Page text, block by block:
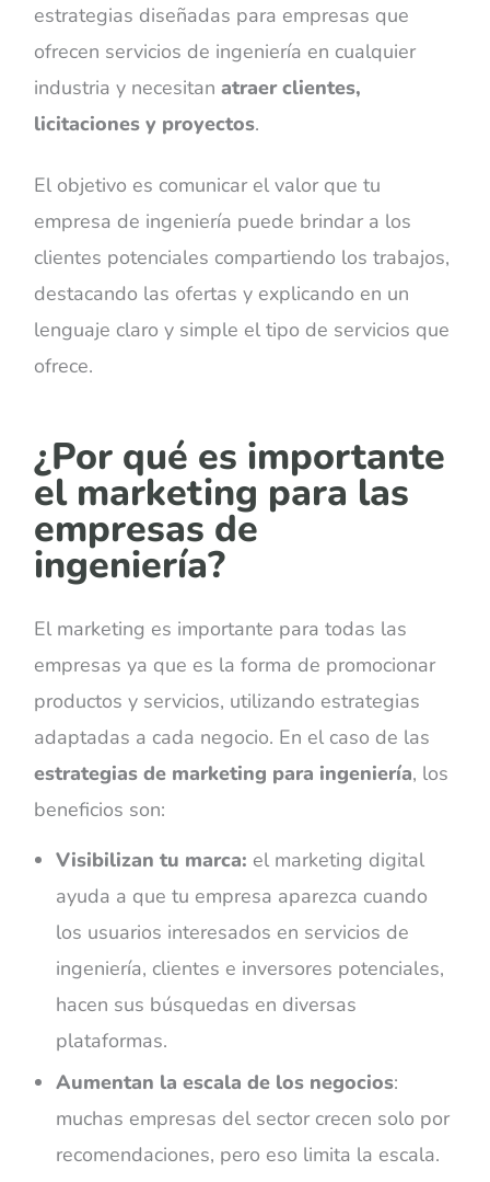
estrategias diseñadas para empresas que
ofrecen servicios de ingeniería en cualquier
industria y necesitanatraer clientes,
licitaciones y proyectos.
El objetivo es comunicar el valor que tu
empresa de ingeniería puede brindar a los
clientes potenciales compartiendo los trabajos,
destacando las ofertas y explicando en un
lenguaje claro y simple el tipo de servicios que
ofrece.
¿Por qué es importante
el marketing para las
empresas de
ingeniería?
El marketing es importante para todas las
empresas ya que es la forma de promocionar
productos y servicios, utilizando estrategias
adaptadas a cada negocio. En el caso de las
estrategias de marketing para ingeniería, los
beneficios son:
Visibilizan tu marca: el marketing digital
ayuda a que tu empresa aparezca cuando
los usuarios interesados en servicios de
ingeniería, clientes e inversores potenciales,
hacen sus búsquedas en diversas
plataformas.
Aumentan la escala de los negocios:
muchas empresas del sector crecen solo por
recomendaciones, pero eso limita la escala.